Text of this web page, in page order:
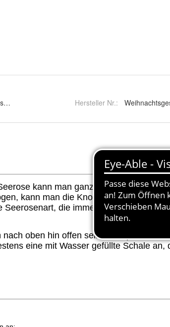
für Männer Frauen
Hersteller Nr.: